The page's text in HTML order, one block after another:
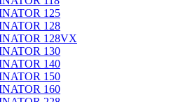
125
128
128VX
130
140
150
160